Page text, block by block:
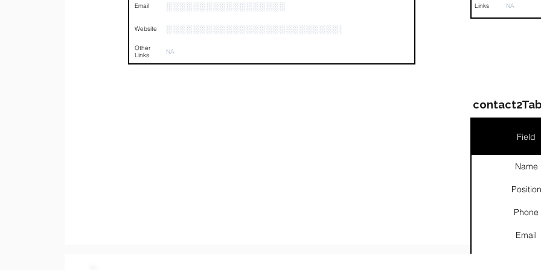
Email ░░░░░░░░░░░░░░░░░░
Website ░░░░░░░░░░░░░░░░░░░░░░░░░░░░░░░░░░░░░░░░░░░░░░
Other
Links
NA
Links NA
Field
Name
Position
Phone
Email